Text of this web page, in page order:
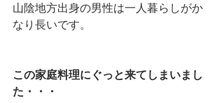
山陰地方出身の男性は一人暮らしがか
なり長いです。
この家庭料理にぐっと来てしまいまし
た・・・